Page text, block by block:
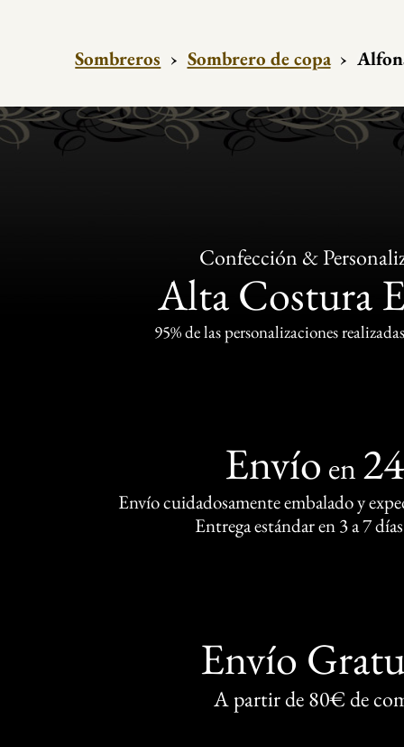
Sombreros › Sombrero de copa ›
Confección &
Alta Costura
95% de las personalizaciones
Envío en
Envío cuidadosamente embalado y
Entrega estándar en 3 a 7
Envío
A partir de 80€ de